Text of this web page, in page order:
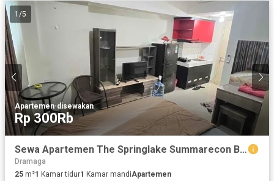
1 /5
Apartemen·disewakan
Rp 300Rb
Sewa Apartemen The Springlake Summarecon Bekasi
Dramaga
25 m²1 Kamar tidur1 Kamar mandiApartemen